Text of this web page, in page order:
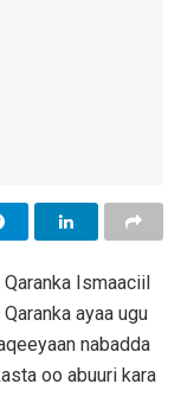
Ismaaciil
ayaa ugu
nabadda
oo abuuri kara